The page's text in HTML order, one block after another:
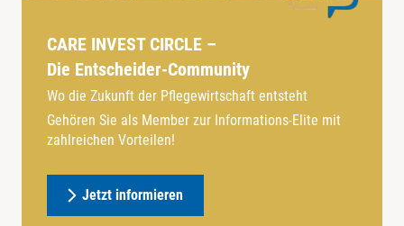
CARE INVEST CIRCLE –
Die Entscheider-Community
Wo die Zukunft der Pflegewirtschaft entsteht
Gehören Sie als Member zur Informations-Elite mit
zahlreichen Vorteilen!
Jetzt informieren